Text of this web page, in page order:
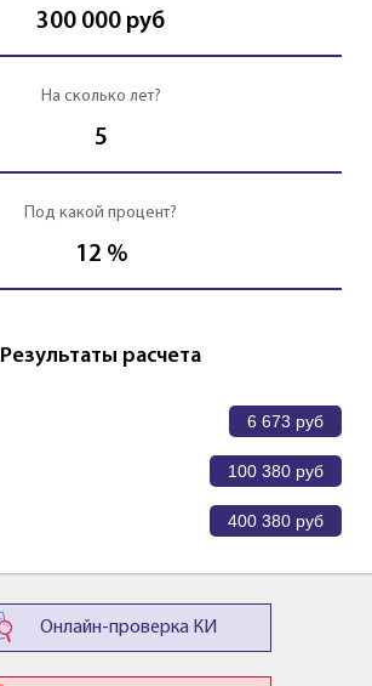
300 000 руб
На сколько лет?
5
Под какой процент?
12 %
Результаты расчета
6 673 руб
100 380 руб
400 380 руб
Онлайн-проверка КИ